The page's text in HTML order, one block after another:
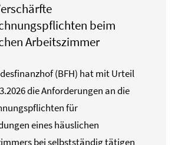
beim
Arbeitszimmer
(BFH) hat mit Urteil
die Anforderungen an die
für
eines häuslichen
bei selbstständig tätigen